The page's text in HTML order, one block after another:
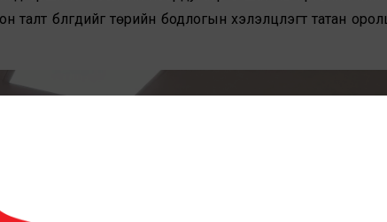
талт бүлгүүдийг төрийн бодлогын хэлэлцүүлэгт татан